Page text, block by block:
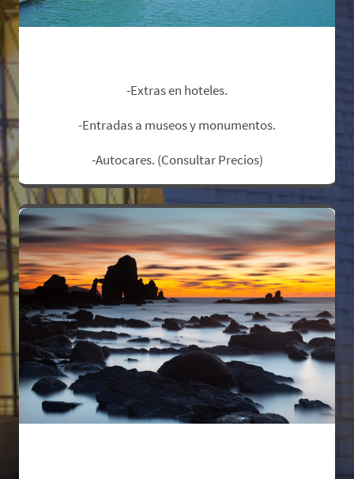
-Extras en hoteles.
-Entradas a museos y monumentos.
-Autocares. (Consultar Precios)